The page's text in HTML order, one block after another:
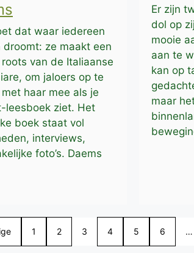
dat waar iedereen
ze maakt een
van de Italiaanse
om jaloers op te
haar mee als je
leesboek ziet. Het
boek staat vol
interviews,
foto’s. Daems
Er zijn
dol op
mooie
aan te
kan op
maar
1 2 3 4 5 6 …